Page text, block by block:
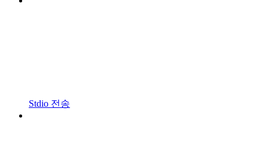
Stdio 전송